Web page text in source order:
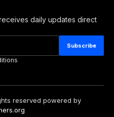
daily updates direct
reserved powered by